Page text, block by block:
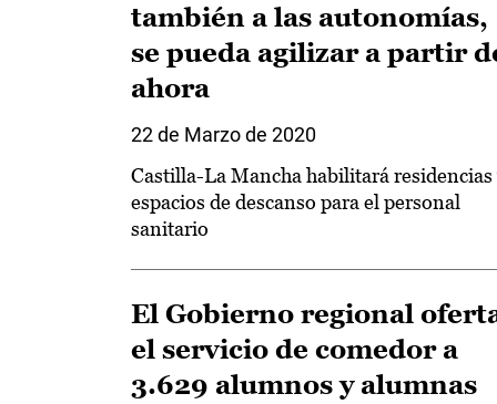
también a las autonomías,
se pueda agilizar a partir
ahora
22 de Marzo de 2020
Castilla-La Mancha habilitará residencias
espacios de descanso para el personal
sanitario
El Gobierno regional
el servicio de comedor a
3.629 alumnos y alumnas